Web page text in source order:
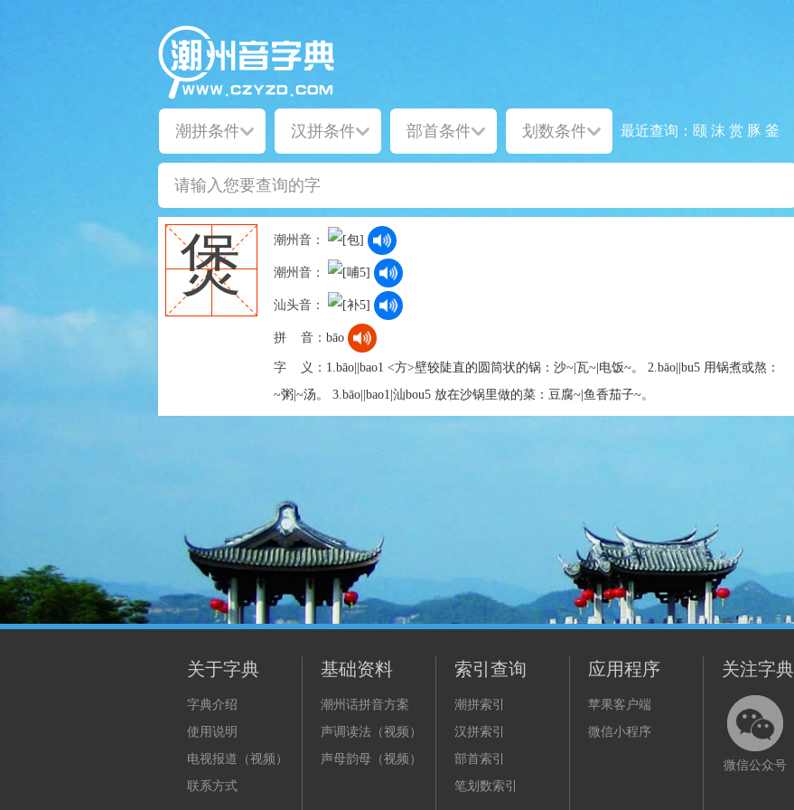
最近查询： 颐 沫 赏 豚 釜
煲 潮州音：
潮州音：
汕头音：
拼 音： bāo
字 义： 1.bāo||bao1 <方>壁较陡直的圆筒状的锅：沙~|瓦~|电饭~。 2.bāo||bu5 用锅煮或熬：
~粥|~汤。 3.bāo||bao1|汕bou5 放在沙锅里做的菜：豆腐~|鱼香茄子~。
关于字典
字典介绍
使用说明
电视报道（视频）
联系方式
基础资料
潮州话拼音方案
声调读法（视频）
声母韵母（视频）
索引查询
潮拼索引
汉拼索引
部首索引
笔划数索引
应用程序
苹果客户端
微信小程序
关注字典
微信公众号